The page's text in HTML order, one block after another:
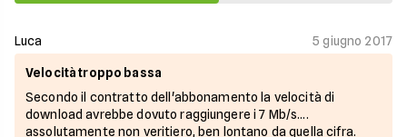
Luca 5 giugno 2017
Velocità troppo bassa
Secondo il contratto dell'abbonamento la velocità di
download avrebbe dovuto raggiungere i 7 Mb/s....
assolutamente non veritiero, ben lontano da quella cifra.